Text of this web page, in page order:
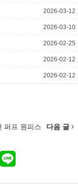
2026-03-12
2026-03-10
2026-02-25
2026-02-12
2026-02-12
퍼프 원피스 다음 글